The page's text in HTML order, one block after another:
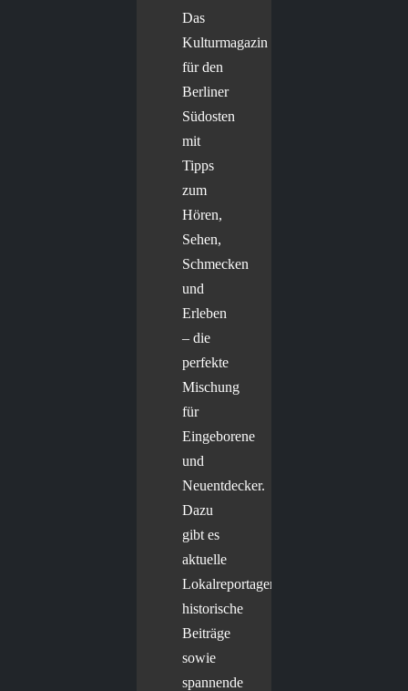
Das
Kulturmagazin
für den
Berliner
Südosten
mit
Tipps
zum
Hören,
Sehen,
Schmecken
und
Erleben
– die
perfekte
Mischung
für
Eingeborene
und
Neuentdecker.
Dazu
gibt es
aktuelle
Lokalreportagen,
historische
Beiträge
sowie
spannende